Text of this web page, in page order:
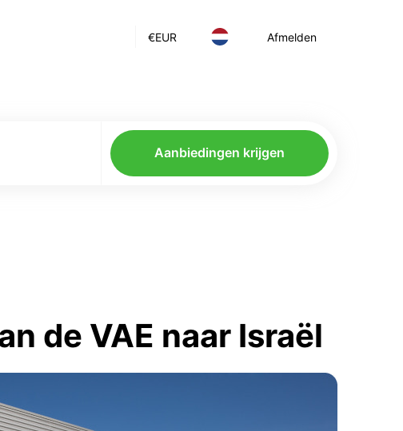
€EUR Afmelden
Aanbiedingen krijgen
de VAE naar Israël